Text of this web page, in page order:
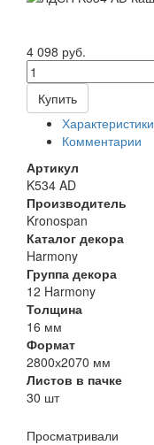
4 098 руб.
Купить
Характеристики
Комментарии
Артикул
K534 AD
Производитель
Kronospan
Каталог декора
Harmony
Группа декора
12 Harmony
Толщина
16 мм
Формат
2800х2070 мм
Листов в пачке
30 шт
Просматривали